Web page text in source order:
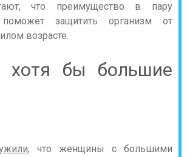
что преимущество в пару
защитить организм от
возрасте.
хотя бы большие
, что женщины с большими